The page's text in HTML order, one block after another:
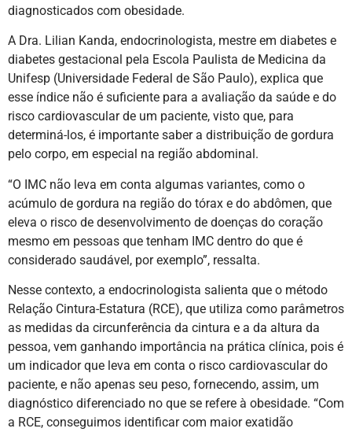
diagnosticados com obesidade.
A Dra. Lilian Kanda, endocrinologista, mestre em diabetes e
diabetes gestacional pela Escola Paulista de Medicina da
Unifesp (Universidade Federal de São Paulo), explica que
esse índice não é suficiente para a avaliação da saúde e do
risco cardiovascular de um paciente, visto que, para
determiná-los, é importante saber a distribuição de gordura
pelo corpo, em especial na região abdominal.
“O IMC não leva em conta algumas variantes, como o
acúmulo de gordura na região do tórax e do abdômen, que
eleva o risco de desenvolvimento de doenças do coração
mesmo em pessoas que tenham IMC dentro do que é
considerado saudável, por exemplo”, ressalta.
Nesse contexto, a endocrinologista salienta que o método
Relação Cintura-Estatura (RCE), que utiliza como parâmetros
as medidas da circunferência da cintura e a da altura da
pessoa, vem ganhando importância na prática clínica, pois é
um indicador que leva em conta o risco cardiovascular do
paciente, e não apenas seu peso, fornecendo, assim, um
diagnóstico diferenciado no que se refere à obesidade. “Com
a RCE, conseguimos identificar com maior exatidão